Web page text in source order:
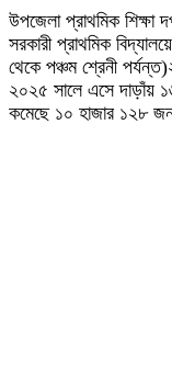
উপজেলা প্রাথমিক
সরকারী প্রাথমিক
থেকে পঞ্চম শ্রেনী
২০২৫ সালে এসে দাড়াঁয়
কমেছে ১০ হাজার ১২৮